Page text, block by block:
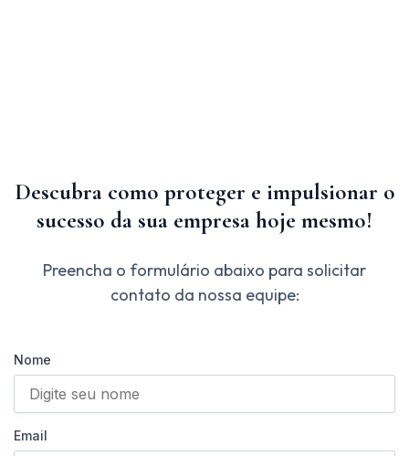
Descubra como proteger e impulsionar o
sucesso da sua empresa hoje mesmo!
Preencha o formulário abaixo para solicitar
contato da nossa equipe:
Nome
Email